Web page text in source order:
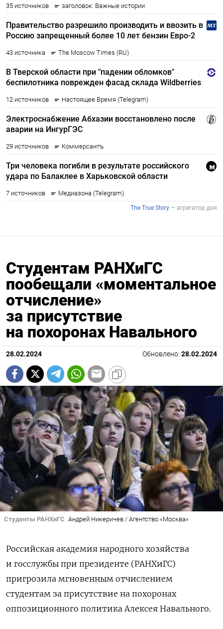
Студентам РАНХиГС
пообещали «моментальное
отчисление»
за присутствие
на похоронах Навального
28.02.2024 Обновлено: 28.02.2024
Студенты РАНХиГС Андрей Никеричев / Агентство «Москва»
Российская академия народного хозяйства
и госслужбы при президенте (РАНХиГС)
пригрозила мгновенным отчислением
студентам за присутствие на похоронах
оппозиционного политика Алексея Навального.